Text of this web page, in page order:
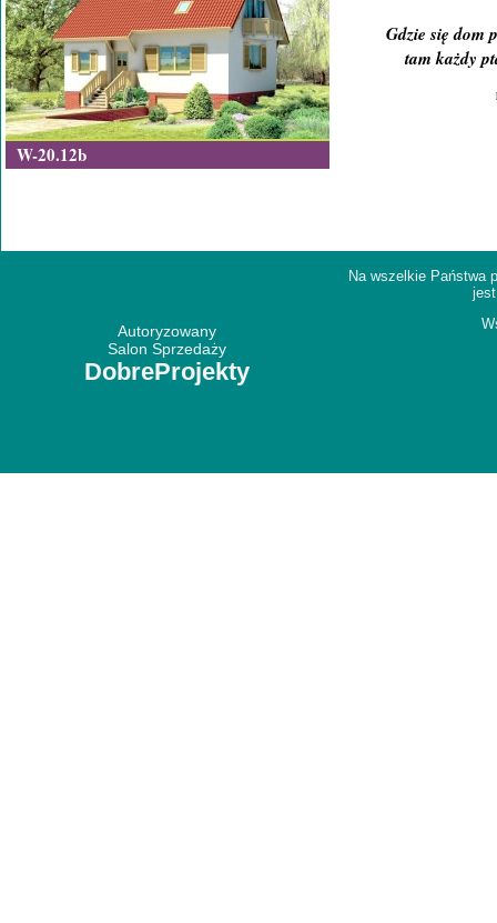
W-20.12b
Gdzie się dom
tam każdy
Autoryzowany
Salon Sprzedaży
DobreProjekty
Na wszelkie Państwa